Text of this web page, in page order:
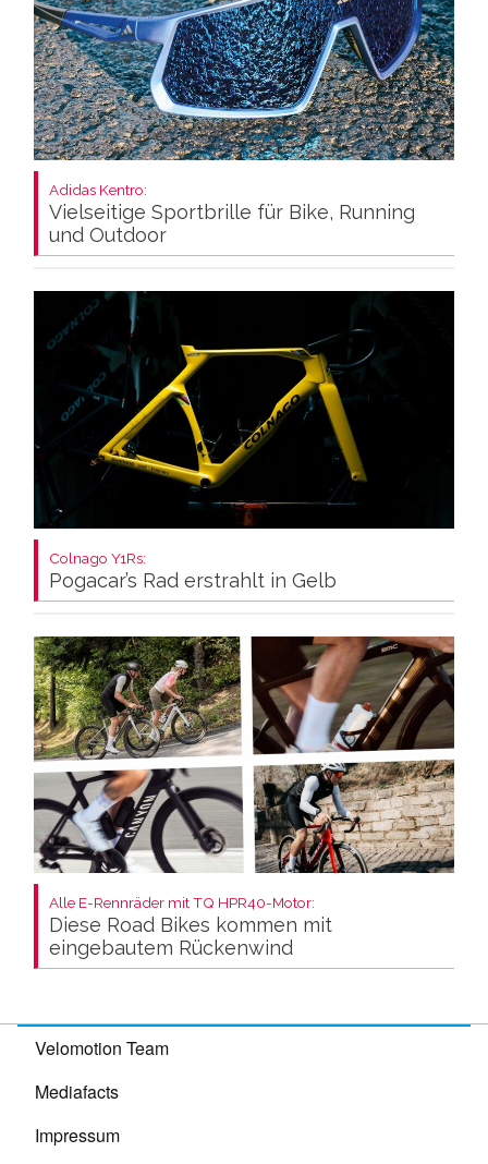
Adidas Kentro:
Vielseitige Sportbrille für Bike, Running
und Outdoor
Colnago Y1Rs:
Pogacar’s Rad erstrahlt in Gelb
Alle E-Rennräder mit TQ HPR40-Motor:
Diese Road Bikes kommen mit
eingebautem Rückenwind
Velomotion Team
Mediafacts
Impressum